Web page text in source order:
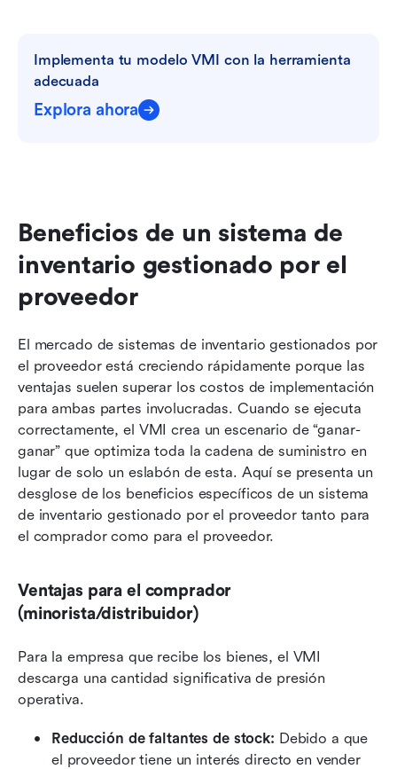
Implementa tu modelo VMI con la herramienta
adecuada
Explora ahora
Beneficios de un sistema de
inventario gestionado por el
proveedor
El mercado de sistemas de inventario gestionados por
el proveedor está creciendo rápidamente porque las
ventajas suelen superar los costos de implementación
para ambas partes involucradas. Cuando se ejecuta
correctamente, el VMI crea un escenario de “ganar-
ganar” que optimiza toda la cadena de suministro en
lugar de solo un eslabón de esta. Aquí se presenta un
desglose de los beneficios específicos de un sistema
de inventario gestionado por el proveedor tanto para
el comprador como para el proveedor.
Ventajas para el comprador
(minorista/distribuidor)
Para la empresa que recibe los bienes, el VMI
descarga una cantidad significativa de presión
operativa.
Reducción de faltantes de stock: Debido a que
el proveedor tiene un interés directo en vender